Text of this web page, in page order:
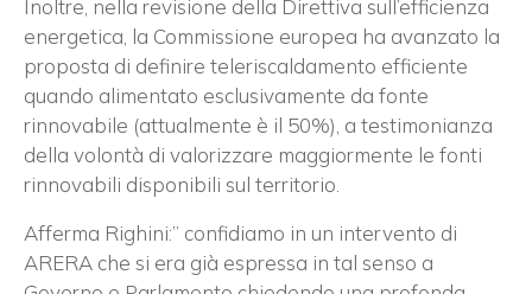
Inoltre, nella revisione della Direttiva sull’efficienza
energetica, la Commissione europea ha avanzato la
proposta di definire teleriscaldamento efficiente
quando alimentato esclusivamente da fonte
rinnovabile (attualmente è il 50%), a testimonianza
della volontà di valorizzare maggiormente le fonti
rinnovabili disponibili sul territorio.
Afferma Righini:” confidiamo in un intervento di
ARERA che si era già espressa in tal senso a